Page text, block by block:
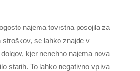
najema tovrstna posojila za
stroškov, se lahko znajde v
kjer nenehno najema nova
starih. To lahko negativno vpliva